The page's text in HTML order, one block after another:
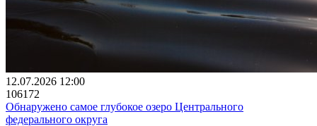
12.07.2026 12:00
106172
Обнаружено самое глубокое озеро Центрального
федерального округа